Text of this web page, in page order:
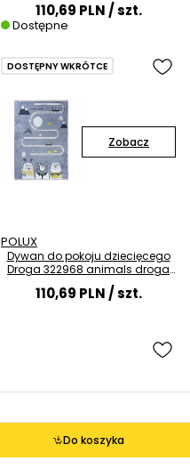
110,69 PLN/ szt.
Dostępne
Zobacz
DOSTĘPNY WKRÓTCE
POLUX
Dywan do pokoju dziecięcego
Droga 322968 animals droga
kolorowy
110,69 PLN/ szt.
Do koszyka